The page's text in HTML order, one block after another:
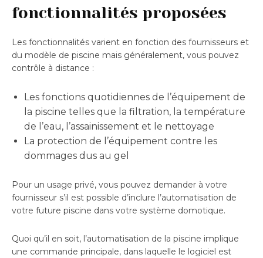
fonctionnalités proposées
Les fonctionnalités varient en fonction des fournisseurs et
du modèle de piscine mais généralement, vous pouvez
contrôle à distance :
Les fonctions quotidiennes de l’équipement de
la piscine telles que la filtration, la température
de l’eau, l’assainissement et le nettoyage
La protection de l’équipement contre les
dommages dus au gel
Pour un usage privé, vous pouvez demander à votre
fournisseur s’il est possible d’inclure l’automatisation de
votre future piscine dans votre système domotique.
Quoi qu’il en soit, l’automatisation de la piscine implique
une commande principale, dans laquelle le logiciel est